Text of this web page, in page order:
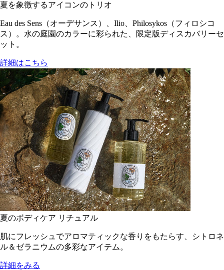
夏を象徴するアイコンのトリオ
Eau des Sens（オーデサンス）、Ilio、Philosykos（フィロシコ
ス）。水の庭園のカラーに彩られた、限定版ディスカバリーセ
ット。
詳細はこちら
夏のボディケア リチュアル
肌にフレッシュでアロマティックな香りをもたらす、シトロネ
ル＆ゼラニウムの多彩なアイテム。
詳細をみる